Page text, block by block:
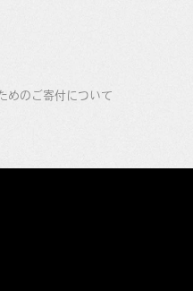
めのご寄付について